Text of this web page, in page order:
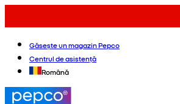
Găsește un magazin Pepco
Centrul de asistență
Română